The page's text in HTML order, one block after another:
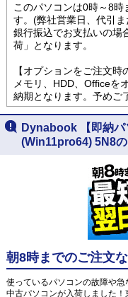
このパソコンは0時～8時
す。(弊社営業日、代引
銀行振込でお支払いの場
荷」となります。
【オプションをご注文時
メモリ、HDD、Officeを
納期となります。予めご
Dynabook 【即納
(Win11pro64) 5N8
朝8時までのご注文
使っているパソコンの故障や
中古パソコンが入荷しました